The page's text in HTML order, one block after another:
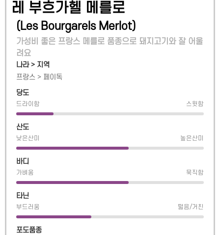
레 부흐가헬 메를로
(Les Bourgarels Merlot)
가성비 좋은 프랑스 메를로 품종으로 돼지고기와 잘 어울
려요
나라 > 지역
프랑스 > 페이독
당도
드라이함 스윗함
산도
낮은산미 높은산미
바디
가벼움 묵직함
타닌
부드러움 떫음/거친
포도품종